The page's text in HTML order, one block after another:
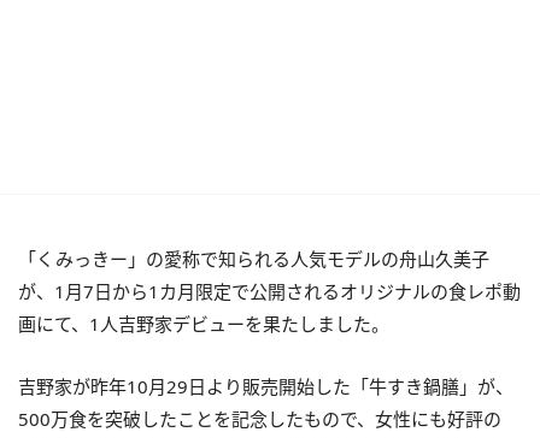
「くみっきー」の愛称で知られる人気モデルの舟山久美子
が、1月7日から1カ月限定で公開されるオリジナルの食レポ動
画にて、1人吉野家デビューを果たしました。
吉野家が昨年10月29日より販売開始した「牛すき鍋膳」が、
500万食を突破したことを記念したもので、女性にも好評の